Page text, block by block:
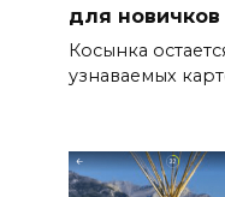
для новичков
Косынка
узнаваемых